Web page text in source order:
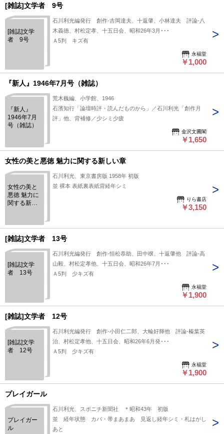
[雑誌]文学者 9号
[雑誌]文学
者 9号
石川利光編発行 創作-吉岡達夫、十返肇、小林達夫 評論-八
木義徳、村松定孝、十五日会、昭和26年3月･･･
Ａ5判 キズ有
永福堂
￥1,000
『新人』1946年7月号（雑誌）
『新人』
1946年7月
号（雑誌）
荒木巍編、小学館、1946
石濱知行「論壇時評・読んだものから」／石川利光「創作月
評」他、背補修／少シミ少疲
金沢文圃閣
￥1,650
女性の美と悪徳 魅力に関する新しい章
女性の美と
悪徳 魅力に
関する新し
石川利光、東京書房版 1958年 初版
並 裸本 表紙裏表紙背経年シミ
りら書店
￥3,150
[雑誌]文学者 13号
[雑誌]文学
者 13号
石川利光編発行 創作-恒松恭助、田中穣、十返肇他 評論-高
山毅、村松定孝他、十五日会、昭和26年7月･･･
Ａ5判 少キズ有
永福堂
￥1,900
[雑誌]文学者 12号
[雑誌]文学
者 12号
石川利光編発行 創作-小田仁二郎、大輪好輝他 評論-榛葉英
治、村松定孝他、十五日会、昭和26年6月発･･･
Ａ5判 少キズ有
永福堂
￥1,900
プレイガール
プレイガー
ル
石川利光、スポニチ新聞社 ＊昭和43年 初版
並 経年状態 カバ・帯まあまあ 見返し経年シミ・札はがし
あと